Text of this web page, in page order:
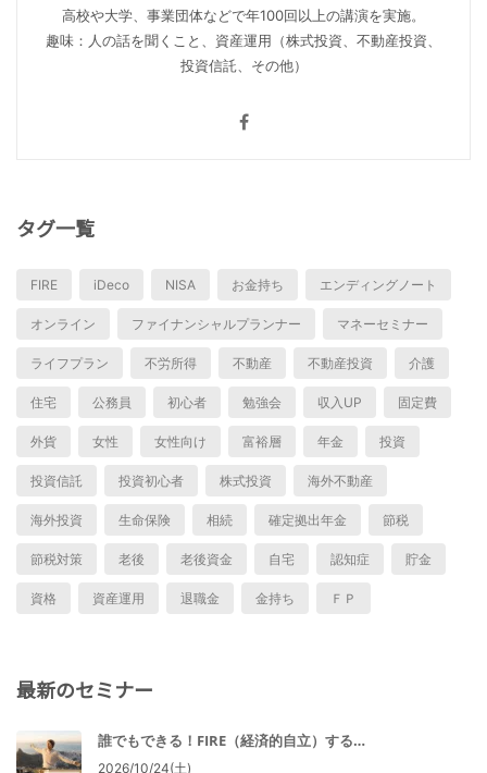
高校や大学、事業団体などで年100回以上の講演を実施。
趣味：人の話を聞くこと、資産運用（株式投資、不動産投資、
投資信託、その他）
タグ一覧
FIRE iDeco NISA お金持ち エンディングノート
オンライン ファイナンシャルプランナー マネーセミナー
ライフプラン 不労所得 不動産 不動産投資 介護
住宅 公務員 初心者 勉強会 収入UP 固定費
外貨 女性 女性向け 富裕層 年金 投資
投資信託 投資初心者 株式投資 海外不動産
海外投資 生命保険 相続 確定拠出年金 節税
節税対策 老後 老後資金 自宅 認知症 貯金
資格 資産運用 退職金 金持ち ＦＰ
最新のセミナー
誰でもできる！FIRE（経済的自立）する…
2026/10/24(土)